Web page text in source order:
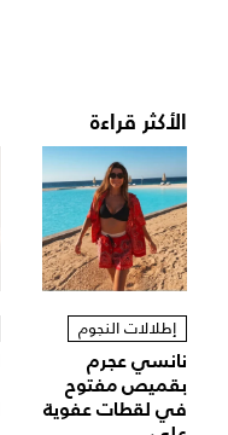
الأكثر قراءة
إطلالات النجوم
نانسي عجرم
بقميص مفتوح
في لقطات عفوية